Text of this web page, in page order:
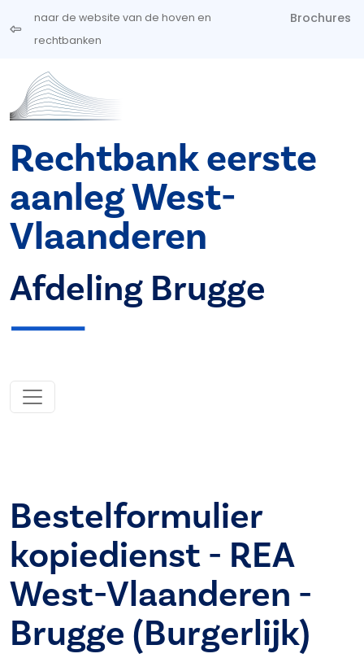
Overslaan en naar de inhoud gaan
naar de website van de hoven en
rechtbanken
Brochures
Rechtbank eerste
aanleg West-
Vlaanderen
Afdeling Brugge
Bestelformulier
kopiedienst - REA
West-Vlaanderen -
Brugge (Burgerlijk)